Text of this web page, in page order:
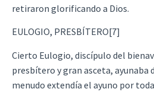
retiraron glorificando a Dios.
EULOGIO, PRESBÍTERO[7]
Cierto Eulogio, discípulo del
presbítero y gran asceta, ayunaba
menudo extendía el ayuno por